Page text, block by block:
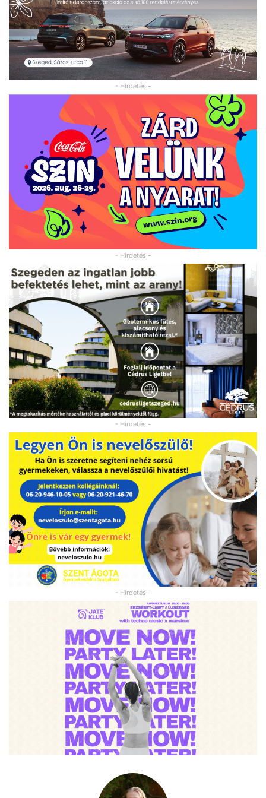
- Hirdetés -
- Hirdetés -
- Hirdetés -
- Hirdetés -